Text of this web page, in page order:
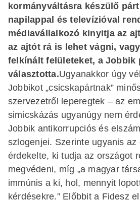
kormányváltásra készülő
napilappal és televízióval
médiavállalkozó kinyitja az
az ajtót rá is lehet vágni,
felkínált felületeket, a Jobbik
választotta.Ugyanakkor úgy
Jobbikot „csicskapártnak”
szervezetről leperegtek – az
simicskázás ugyanúgy nem
Jobbik antikorrupciós és
szlogenjei. Szerinte ugyanis az
érdekelte, ki tudja az országot
megvédeni, míg „a magyar
immúnis a ki, hol, mennyit
kérdésekre.” Előbbit a Fidesz